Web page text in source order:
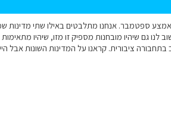
ספטמבר. אנחנו מתלבטים באילו שתי מדינות
גם שיהיו מובחנות מספיק זו מזו, שיהיו
בתחבורה ציבורית. קראנו על המדינות השונות אבל